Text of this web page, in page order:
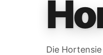
Die